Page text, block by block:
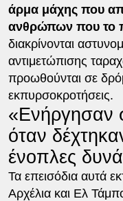
άρμα μάχης που
ανθρώπων που το
διακρίνονται
αντιμετώπισης
προωθούνται σε
εκπυρσοκροτήσεις.
«Ενήργησαν
όταν
ένοπλες
Τα επεισόδια αυτά
Αρχέλια και Ελ